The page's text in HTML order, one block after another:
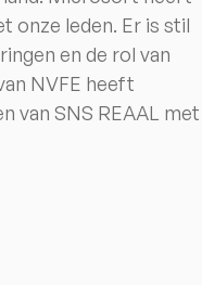
onze leden. Er is stil
en de rol van
NVFE heeft
van SNS REAAL met